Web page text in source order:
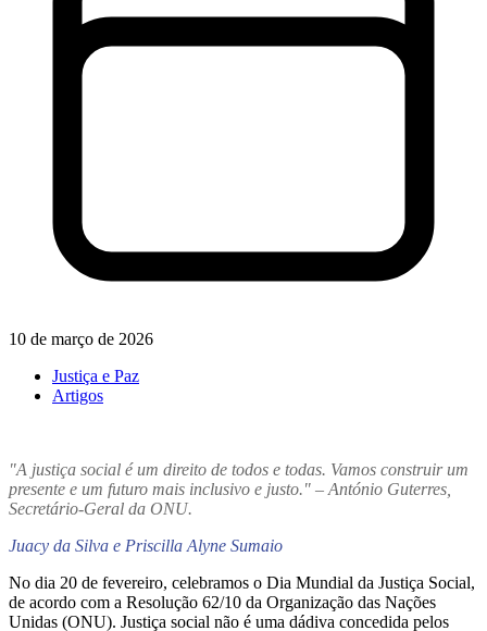
10 de março de 2026
Justiça e Paz
Artigos
"A justiça social é um direito de todos e todas. Vamos construir um
presente e um futuro mais inclusivo e justo." – António Guterres,
Secretário-Geral da ONU.
Juacy da Silva e Priscilla Alyne Sumaio
No dia 20 de fevereiro, celebramos o Dia Mundial da Justiça Social,
de acordo com a Resolução 62/10 da Organização das Nações
Unidas (ONU). Justiça social não é uma dádiva concedida pelos